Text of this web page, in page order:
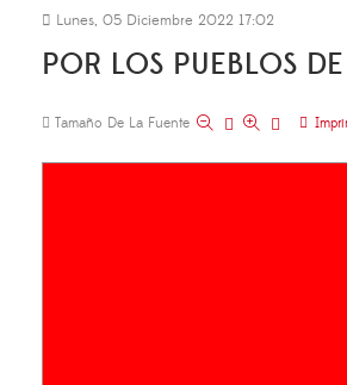
Lunes, 05 Diciembre 2022 17:02
POR LOS PUEBLOS
Tamaño De La Fuente